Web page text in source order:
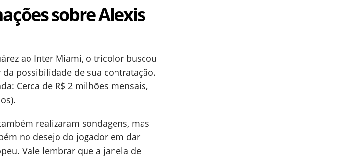
sobre Alexis
ao Inter Miami, o tricolor buscou
possibilidade de sua contratação.
Cerca de R$ 2 milhões mensais,
realizaram sondagens, mas
no desejo do jogador em dar
Vale lembrar que a janela de